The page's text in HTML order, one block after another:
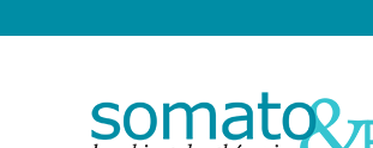
Anick Rosas, Cabinet des
Paris
blessure d'abandon, dépendance affective,
neurosciences, communication dans le